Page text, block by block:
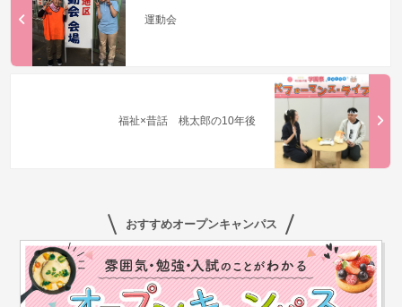
運動会
福祉×昔話 桃太郎の10年後
おすすめオープンキャンパス